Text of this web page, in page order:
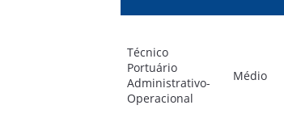
Técnico
Portuário
Administrativo-
Operacional
Médio